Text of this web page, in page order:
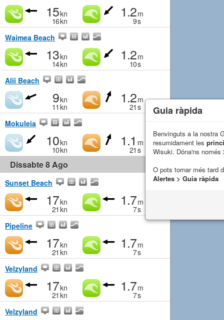
15kn
16kn
1.2m
9s
Waimea Beach
13kn
14kn
1.2m
10s
Alii Beach
9kn
11 kn
1.2m
21 s
Mokuleia
10kn
10kn
1.1 m
21 s
Dissabte 8 Ago
Sunset Beach
17kn
21 kn
1.7m
7s
Pipeline
17kn
21 kn
1.7m
7s
Velzyland
17kn
21 kn
1.7m
7s
Velzyland
Guia ràpida
Benvinguts a la nostra
resumidament les
Wisuki. Dóna'ns només
O pots tornar més tard
Alertes > Guia ràpida